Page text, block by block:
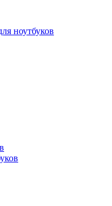
ноутбуков